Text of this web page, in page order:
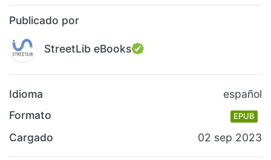
Publicado por
StreetLib eBooks
Idioma
español
Formato
EPUB
Cargado 02 sep 2023